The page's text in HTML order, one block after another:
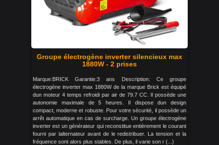
Groupe électrogène inverter silencieux max
1880W - 2 prises
Marque:BRICK Garantie:3 ans Description: Ce groupe
électrogène inverter max 1880W de la marque Brick est équipé
dun moteur 4 temps refroidi par air de 79.7 CC. Il possède une
autonomie maximale de 5 heures. Il dispose dun design
compact, moderne et robuste. Pour votre sécurité, il possède un
arrêt automatique en cas de surcharge. Un groupe électrogène
inverter est un générateur qui reconstitue entièrement le courant
fourni par lalternateur avant de le redistribuer. La tension et la
fréquence sont alors plus stables. De plus, il varie son r (...)